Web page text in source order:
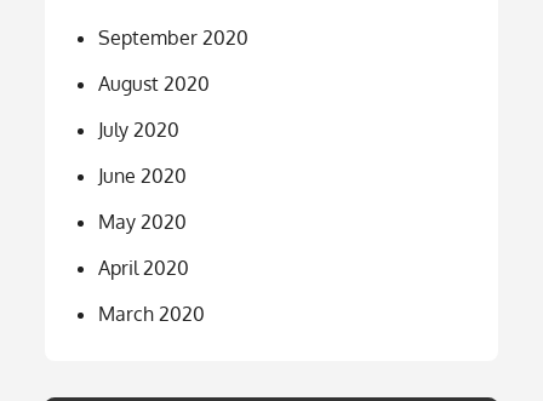
September 2020
August 2020
July 2020
June 2020
May 2020
April 2020
March 2020